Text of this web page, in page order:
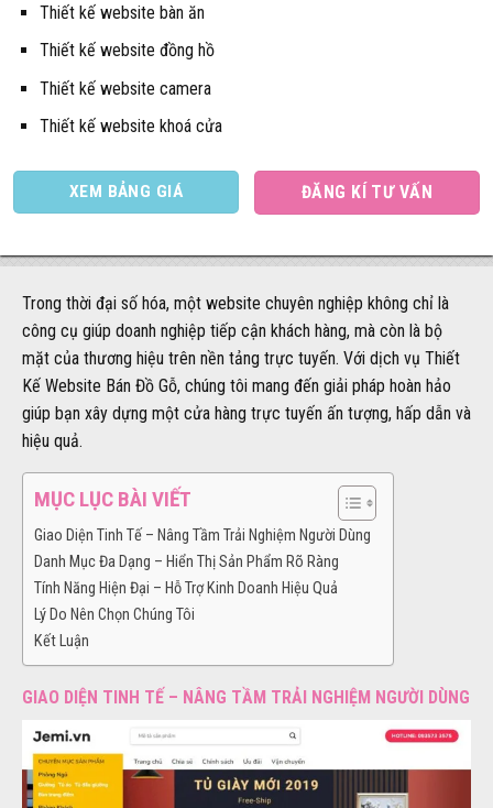
Thiết kế website bàn ăn
Thiết kế website đồng hồ
Thiết kế website camera
Thiết kế website khoá cửa
XEM BẢNG GIÁ ĐĂNG KÍ TƯ VẤN
Trong thời đại số hóa, một website chuyên nghiệp không chỉ là
công cụ giúp doanh nghiệp tiếp cận khách hàng, mà còn là bộ
mặt của thương hiệu trên nền tảng trực tuyến. Với dịch vụ Thiết
Kế Website Bán Đồ Gỗ, chúng tôi mang đến giải pháp hoàn hảo
giúp bạn xây dựng một cửa hàng trực tuyến ấn tượng, hấp dẫn và
hiệu quả.
MỤC LỤC BÀI VIẾT
Giao Diện Tinh Tế – Nâng Tầm Trải Nghiệm Người Dùng
Danh Mục Đa Dạng – Hiển Thị Sản Phẩm Rõ Ràng
Tính Năng Hiện Đại – Hỗ Trợ Kinh Doanh Hiệu Quả
Lý Do Nên Chọn Chúng Tôi
Kết Luận
GIAO DIỆN TINH TẾ – NÂNG TẦM TRẢI NGHIỆM NGƯỜI DÙNG